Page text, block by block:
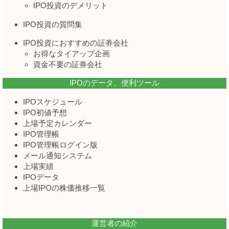
IPO投資のデメリット
IPO投資の質問集
IPO投資におすすめの証券会社
お得なタイアップ企画
資金不要の証券会社
IPOのデータ、便利ツール
IPOスケジュール
IPO初値予想
上場予定カレンダー
IPO管理帳
IPO管理帳ログイン版
メール通知システム
上場実績
IPOデータ
上場IPOの株価推移一覧
運営者の紹介